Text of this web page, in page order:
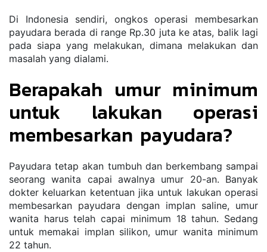
Di Indonesia sendiri, ongkos operasi membesarkan
payudara berada di range Rp.30 juta ke atas, balik lagi
pada siapa yang melakukan, dimana melakukan dan
masalah yang dialami.
Berapakah umur minimum
untuk lakukan operasi
membesarkan payudara?
Payudara tetap akan tumbuh dan berkembang sampai
seorang wanita capai awalnya umur 20-an. Banyak
dokter keluarkan ketentuan jika untuk lakukan operasi
membesarkan payudara dengan implan saline, umur
wanita harus telah capai minimum 18 tahun. Sedang
untuk memakai implan silikon, umur wanita minimum
22 tahun.